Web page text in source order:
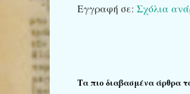
Εγγραφή σε: Σχόλια
Τα πιο διαβασμένα άρθρα